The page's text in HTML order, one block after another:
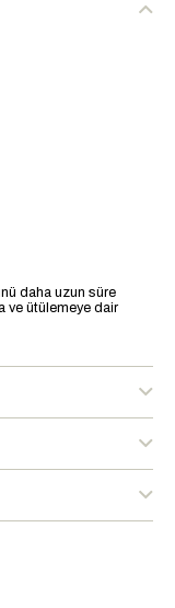
daha uzun süre
ve ütülemeye dair